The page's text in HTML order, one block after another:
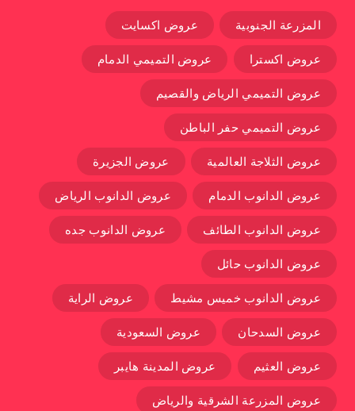
المزرعة الجنوبية عروض اكسايت
عروض اكسترا عروض التميمي الدمام
عروض التميمي الرياض والقصيم
عروض التميمي حفر الباطن
عروض الثلاجة العالمية عروض الجزيرة
عروض الدانوب الدمام عروض الدانوب الرياض
عروض الدانوب الطائف عروض الدانوب جده
عروض الدانوب حائل
عروض الدانوب خميس مشيط عروض الراية
عروض السدحان عروض السعودية
عروض العثيم عروض المدينة هايبر
عروض المزرعة الشرقية والرياض